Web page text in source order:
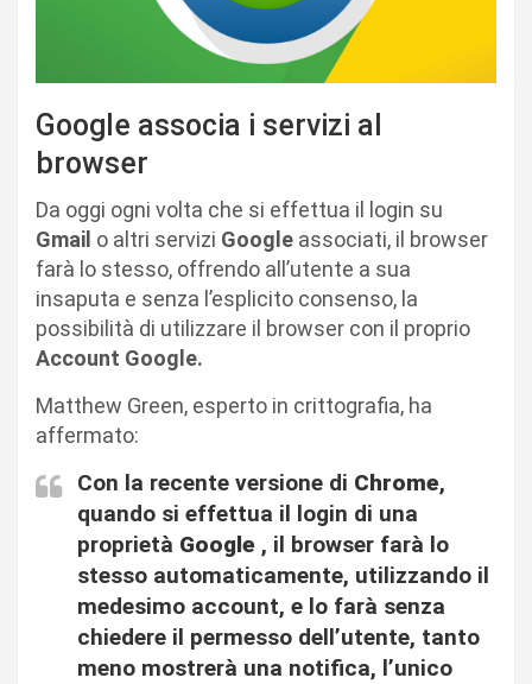
Google associa i servizi al
browser
Da oggi ogni volta che si effettua il login su
Gmail o altri servizi Google associati, il browser
farà lo stesso, offrendo all’utente a sua
insaputa e senza l’esplicito consenso, la
possibilità di utilizzare il browser con il proprio
Account Google.
Matthew Green, esperto in crittografia, ha
affermato:
Con la recente versione di Chrome,
quando si effettua il login di una
proprietà Google , il browser farà lo
stesso automaticamente, utilizzando il
medesimo account, e lo farà senza
chiedere il permesso dell’utente, tanto
meno mostrerà una notifica, l’unico